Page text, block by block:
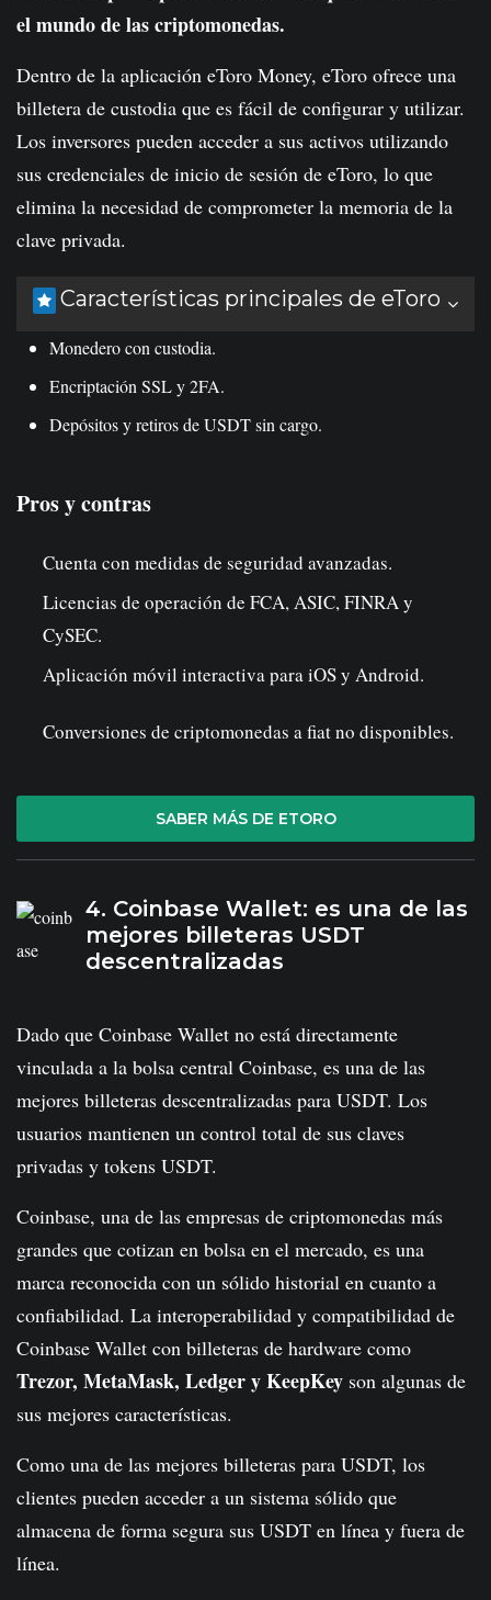
el mundo de las criptomonedas.
Dentro de la aplicación eToro Money, eToro ofrece una
billetera de custodia que es fácil de configurar y utilizar.
Los inversores pueden acceder a sus activos utilizando
sus credenciales de inicio de sesión de eToro, lo que
elimina la necesidad de comprometer la memoria de la
clave privada.
Características principales de eToro
Monedero con custodia.
Encriptación SSL y 2FA.
Depósitos y retiros de USDT sin cargo.
Pros y contras
Cuenta con medidas de seguridad avanzadas.
Licencias de operación de FCA, ASIC, FINRA y
CySEC.
Aplicación móvil interactiva para iOS y Android.
Conversiones de criptomonedas a fiat no disponibles.
SABER MÁS DE ETORO
4. Coinbase Wallet: es una de las
mejores billeteras USDT
descentralizadas
Dado que Coinbase Wallet no está directamente
vinculada a la bolsa central Coinbase, es una de las
mejores billeteras descentralizadas para USDT. Los
usuarios mantienen un control total de sus claves
privadas y tokens USDT.
Coinbase, una de las empresas de criptomonedas más
grandes que cotizan en bolsa en el mercado, es una
marca reconocida con un sólido historial en cuanto a
confiabilidad. La interoperabilidad y compatibilidad de
Coinbase Wallet con billeteras de hardware como
Trezor, MetaMask, Ledger y KeepKey son algunas de
sus mejores características.
Como una de las mejores billeteras para USDT, los
clientes pueden acceder a un sistema sólido que
almacena de forma segura sus USDT en línea y fuera de
línea.